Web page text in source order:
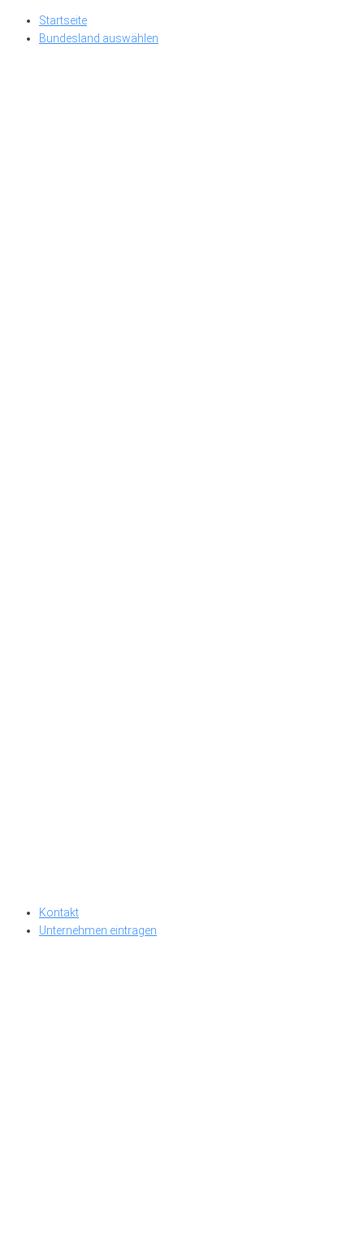
Skip
Startseite
Bundesland auswählen
Kontakt
Unternehmen eintragen